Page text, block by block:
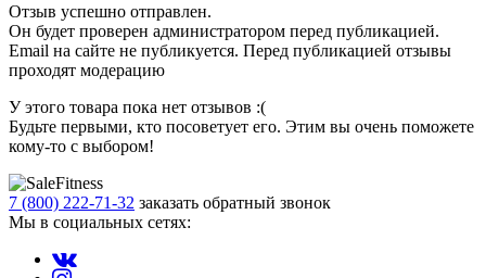
Отзыв успешно отправлен.
Он будет проверен администратором перед публикацией.
Email на сайте не публикуется. Перед публикацией отзывы
проходят модерацию
У этого товара пока нет отзывов :(
Будьте первыми, кто посоветует его. Этим вы очень поможете
кому-то с выбором!
7 (800) 222-71-32 заказать обратный звонок
Мы в социальных сетях: